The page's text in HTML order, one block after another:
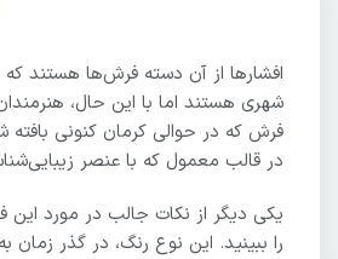
افشارها از آن دسته فرش‌ها هستند که
شهری هستند اما با این حال،
فرش که در حوالی کرمان کنونی بافته
در قالب معمول که با عنصر
یکی دیگر از نکات جالب در مورد
را ببینید. این نوع رنگ، در گذر